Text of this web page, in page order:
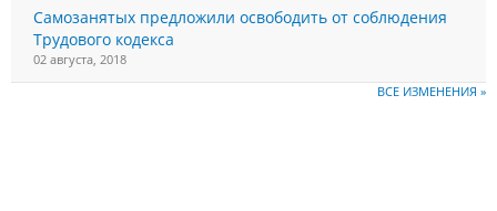
Самозанятых предложили освободить от соблюдения
Трудового кодекса
02 августа, 2018
ВСЕ ИЗМЕНЕНИЯ »